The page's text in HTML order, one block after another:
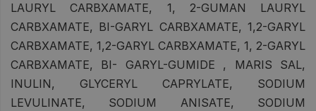
LAURYL CARBXAMATE, 1, 2-GUMAN LAURYL
CARBXAMATE, BI-GARYL CARBXAMATE, 1,2-GARYL
CARBXAMATE, 1,2-GARYL CARBXAMATE, 1, 2-GARYL
CARBXAMATE, BI- GARYL-GUMIDE , MARIS SAL,
INULIN, GLYCERYL CAPRYLATE, SODIUM
LEVULINATE, SODIUM ANISATE, SODIUM